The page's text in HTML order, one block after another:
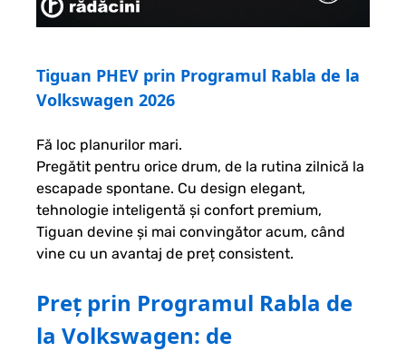
Tiguan PHEV prin Programul Rabla de la
Volkswagen 2026
Fă loc planurilor mari.
Pregătit pentru orice drum, de la rutina zilnică la
escapade spontane. Cu design elegant,
tehnologie inteligentă și confort premium,
Tiguan devine și mai convingător acum, când
vine cu un avantaj de preț consistent.
Preț prin Programul Rabla de
la Volkswagen: de